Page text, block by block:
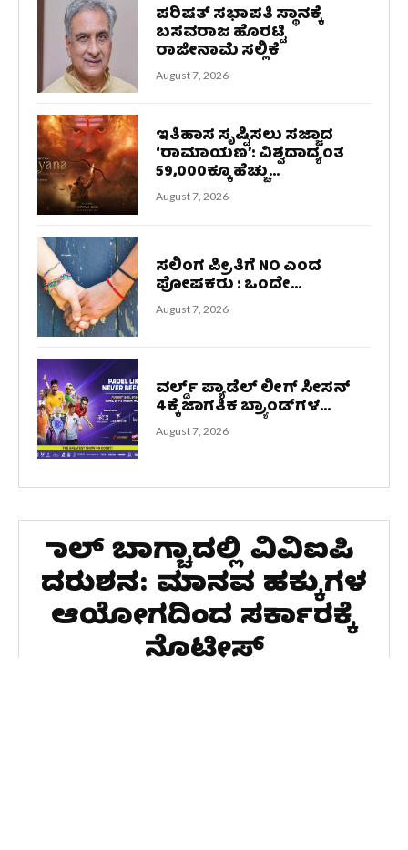
ಪರಿಷತ್ ಸಭಾಪತಿ ಸ್ಥಾನಕ್ಕೆ
ಬಸವರಾಜ ಹೊರಟ್ಟಿ
ರಾಜೀನಾಮೆ ಸಲ್ಲಿಕೆ
August 7, 2026
ಇತಿಹಾಸ ಸೃಷ್ಟಿಸಲು ಸಜ್ಜಾದ
‘ರಾಮಾಯಣ’: ವಿಶ್ವದಾದ್ಯಂತ
59,000ಕ್ಕೂ ಹೆಚ್ಚು...
August 7, 2026
ಸಲಿಂಗ ಪ್ರೀತಿಗೆ NO ಎಂದ
ಪೋಷಕರು : ಒಂದೇ...
August 7, 2026
ವರ್ಲ್ಡ್ ಪ್ಯಾಡೆಲ್ ಲೀಗ್ ಸೀಸನ್
4ಕ್ಕೆ ಜಾಗತಿಕ ಬ್ರ್ಯಾಂಡ್‌ಗಳ...
August 7, 2026